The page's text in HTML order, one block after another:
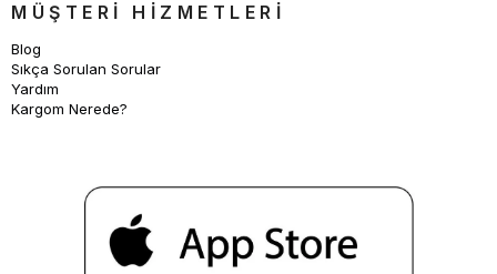
MÜŞTERİ HİZMETLERİ
Blog
Sıkça Sorulan Sorular
Yardım
Kargom Nerede?